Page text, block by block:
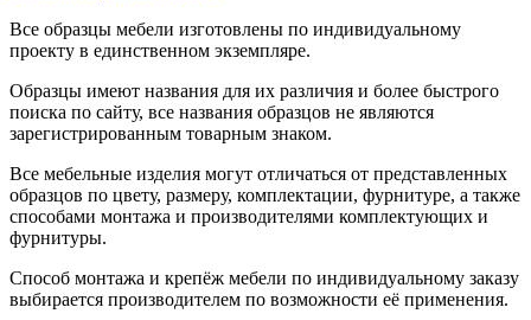
Все образцы мебели изготовлены по индивидуальному
проекту в единственном экземпляре.
Образцы имеют названия для их различия и более быстрого
поиска по сайту, все названия образцов не являются
зарегистрированным товарным знаком.
Все мебельные изделия могут отличаться от представленных
образцов по цвету, размеру, комплектации, фурнитуре, а также
способами монтажа и производителями комплектующих и
фурнитуры.
Способ монтажа и крепёж мебели по индивидуальному заказу
выбирается производителем по возможности её применения.